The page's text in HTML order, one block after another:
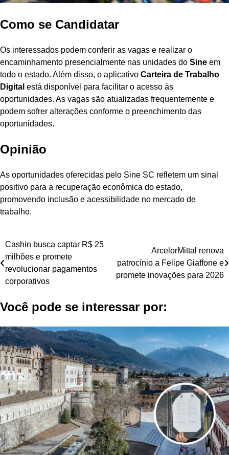
Como se Candidatar
Os interessados podem conferir as vagas e realizar o
encaminhamento presencialmente nas unidades do Sine em
todo o estado. Além disso, o aplicativo Carteira de Trabalho
Digital está disponível para facilitar o acesso às
oportunidades. As vagas são atualizadas frequentemente e
podem sofrer alterações conforme o preenchimento das
oportunidades.
Opinião
As oportunidades oferecidas pelo Sine SC refletem um sinal
positivo para a recuperação econômica do estado,
promovendo inclusão e acessibilidade no mercado de
trabalho.
Navegação
de
Post
Cashin busca captar R$ 25
milhões e promete
revolucionar pagamentos
corporativos
ArcelorMittal renova
patrocínio a Felipe Giaffone e
promete inovações para 2026
Você pode se interessar por: